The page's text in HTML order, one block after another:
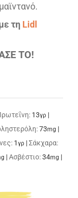
τη Lidl
ΤΟ!
13γρ |
73mg |
1 γρ |Σάκχαρα:
|Ασβέστιο:34mg |